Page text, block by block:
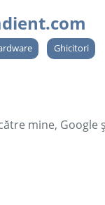
Ghicitori
mine,